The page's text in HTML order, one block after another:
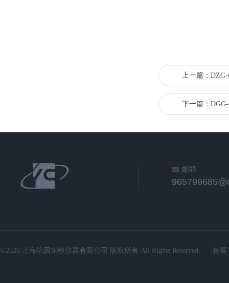
上一篇：
下一篇：
邮箱
©2026 上海培因实验仪器有限公司 版权所有 All Rights Reserved. 备案